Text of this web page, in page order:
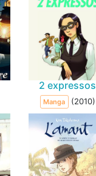
2 expressos
Manga (2010)